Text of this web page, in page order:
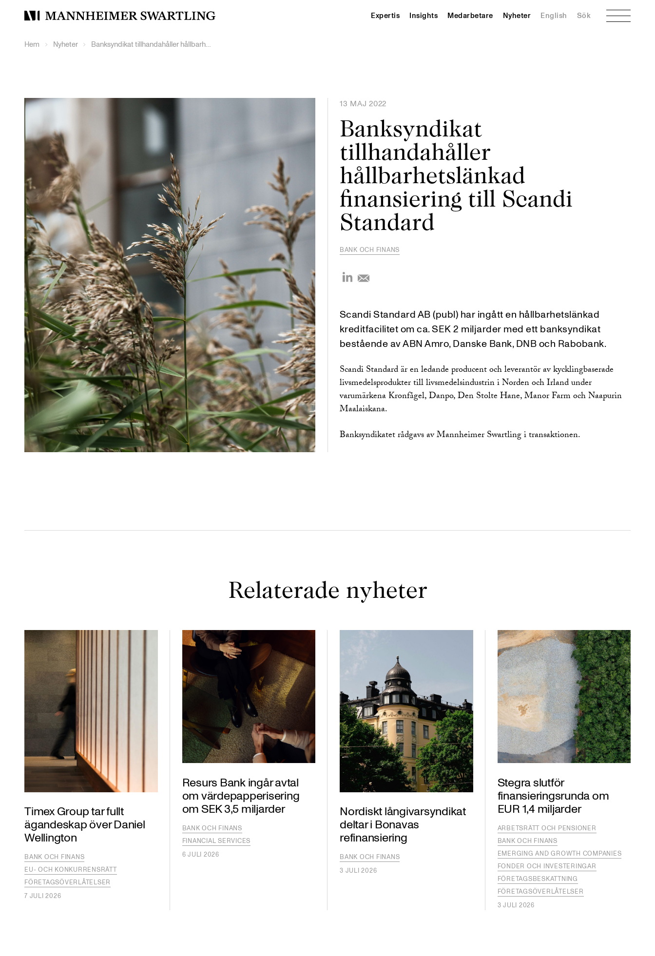
Mannheimer
Expertis Insights Medarbetare Nyheter English Sök Meny
Hem Nyheter Banksyndikat tillhandahåller hållbarhetslänkad finansiering till Scandi Standard
13 MAJ 2022
Banksyndikat
tillhandahåller
hållbarhetslänkad
finansiering till Scandi
Standard
BANK OCH FINANS
Scandi Standard AB (publ) har ingått en hållbarhetslänkad
kreditfacilitet om ca. SEK 2 miljarder med ett banksyndikat
bestående av ABN Amro, Danske Bank, DNB och Rabobank.
Scandi Standard är en ledande producent och leverantör av kycklingbaserade
livsmedelsprodukter till livsmedelsindustrin i Norden och Irland under
varumärkena Kronfågel, Danpo, Den Stolte Hane, Manor Farm och Naapurin
Maalaiskana.
Banksyndikatet rådgavs av Mannheimer Swartling i transaktionen.
Relaterade nyheter
Timex Group tar fullt
ägandeskap över Daniel
Wellington
BANK OCH FINANS
EU- OCH KONKURRENSRÄTT
FÖRETAGSÖVERLÅTELSER
7 JULI 2026
Resurs Bank ingår avtal
om värdepapperisering
om SEK 3,5 miljarder
BANK OCH FINANS
FINANCIAL SERVICES
6 JULI 2026
Nordiskt långivarsyndikat
deltar i Bonavas
refinansiering
BANK OCH FINANS
3 JULI 2026
Stegra slutför
finansieringsrunda om
EUR 1,4 miljarder
ARBETSRÄTT OCH PENSIONER
BANK OCH FINANS
EMERGING AND GROWTH COMPANIES
FONDER OCH INVESTERINGAR
FÖRETAGSBESKATTNING
FÖRETAGSÖVERLÅTELSER
3 JULI 2026